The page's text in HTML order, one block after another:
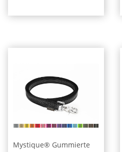
Mystique® Gummierte